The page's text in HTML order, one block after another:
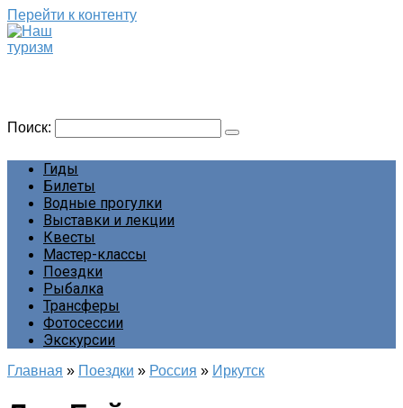
Перейти к контенту
Поиск:
Гиды
Билеты
Водные прогулки
Выставки и лекции
Квесты
Мастер-классы
Поездки
Рыбалка
Трансферы
Фотосессии
Экскурсии
Главная » Поездки » Россия » Иркутск